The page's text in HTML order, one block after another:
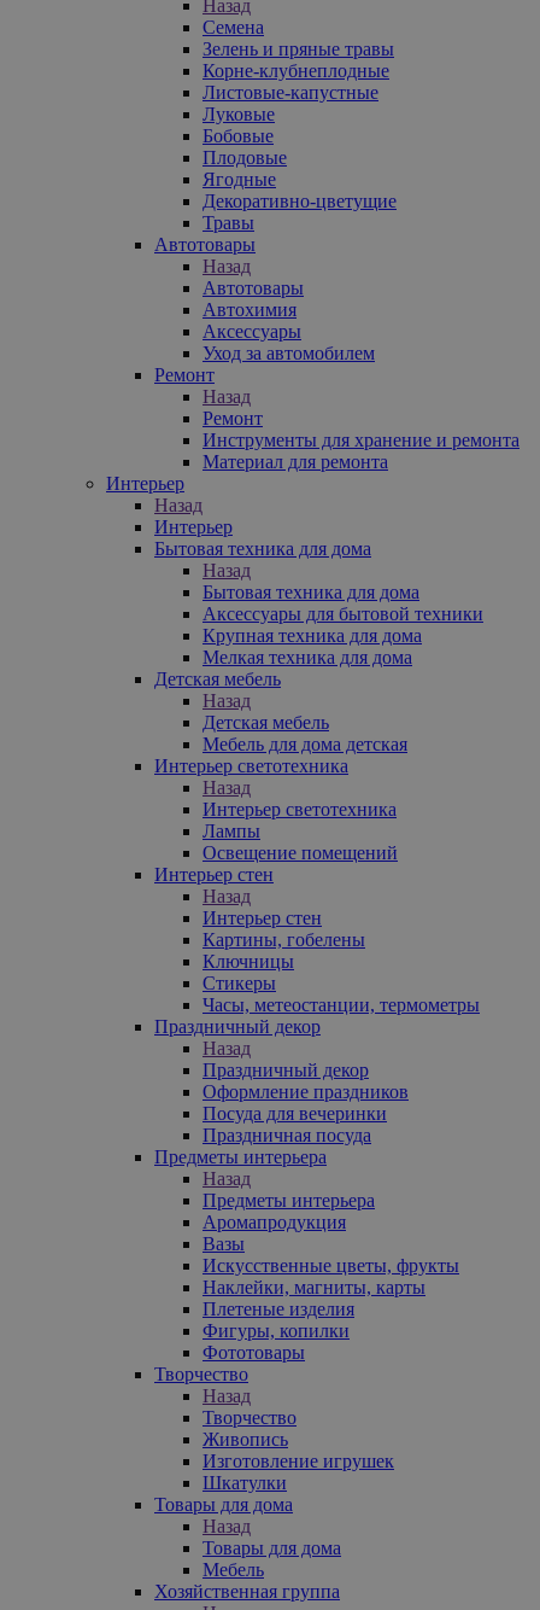
Назад
Семена
Зелень и пряные травы
Корне-клубнеплодные
Листовые-капустные
Луковые
Бобовые
Плодовые
Ягодные
Декоративно-цветущие
Травы
Автотовары
Назад
Автотовары
Автохимия
Аксессуары
Уход за автомобилем
Ремонт
Назад
Ремонт
Инструменты для хранение и ремонта
Материал для ремонта
Интерьер
Назад
Интерьер
Бытовая техника для дома
Назад
Бытовая техника для дома
Аксессуары для бытовой техники
Крупная техника для дома
Мелкая техника для дома
Детская мебель
Назад
Детская мебель
Мебель для дома детская
Интерьер светотехника
Назад
Интерьер светотехника
Лампы
Освещение помещений
Интерьер стен
Назад
Интерьер стен
Картины, гобелены
Ключницы
Стикеры
Часы, метеостанции, термометры
Праздничный декор
Назад
Праздничный декор
Оформление праздников
Посуда для вечеринки
Праздничная посуда
Предметы интерьера
Назад
Предметы интерьера
Аромапродукция
Вазы
Искусственные цветы, фрукты
Наклейки, магниты, карты
Плетеные изделия
Фигуры, копилки
Фототовары
Творчество
Назад
Творчество
Живопись
Изготовление игрушек
Шкатулки
Товары для дома
Назад
Товары для дома
Мебель
Хозяйственная группа